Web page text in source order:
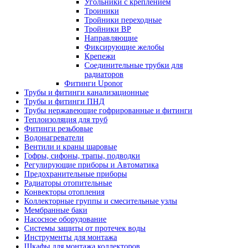
Угольники с креплением
Троиники
Тройники переходные
Тройники ВР
Направляющие
Фиксирующие желобы
Крепежи
Соединительные трубки для
радиаторов
Фитинги Uponor
Трубы и фитинги канализационные
Трубы и фитинги ПНД
Трубы нержавеющие гофрированные и фитинги
Теплоизоляция для труб
Фитинги резьбовые
Водонагреватели
Вентили и краны шаровые
Гофры, сифоны, трапы, подводки
Регулирующие приборы и Автоматика
Предохранительные приборы
Радиаторы отопительные
Конвекторы отопления
Коллекторные группы и смесительные узлы
Мембранные баки
Насосное оборудование
Системы защиты от протечек воды
Инструменты для монтажа
Шкафы для монтажа коллекторов